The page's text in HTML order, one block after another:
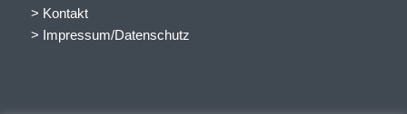
> Kontakt
> Impressum/Datenschutz